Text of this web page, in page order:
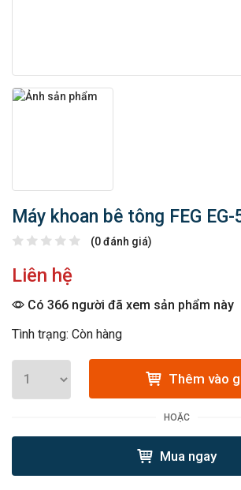
Máy khoan bê tông FEG EG-
(0 đánh giá)
Liên hệ
Có 366 người đã xem sản phẩm này
Tình trạng: Còn hàng
Thêm vào
HOẶC
Mua ngay